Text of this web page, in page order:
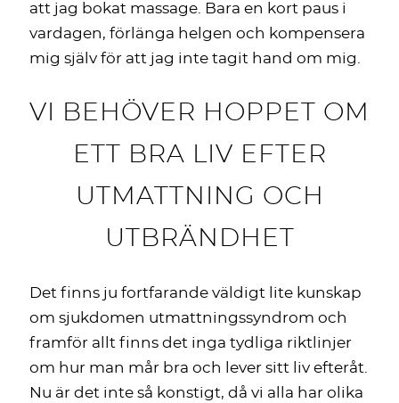
att jag bokat massage. Bara en kort paus i
vardagen, förlänga helgen och kompensera
mig själv för att jag inte tagit hand om mig.
VI BEHÖVER HOPPET OM
ETT BRA LIV EFTER
UTMATTNING OCH
UTBRÄNDHET
Det finns ju fortfarande väldigt lite kunskap
om sjukdomen utmattningssyndrom och
framför allt finns det inga tydliga riktlinjer
om hur man mår bra och lever sitt liv efteråt.
Nu är det inte så konstigt, då vi alla har olika